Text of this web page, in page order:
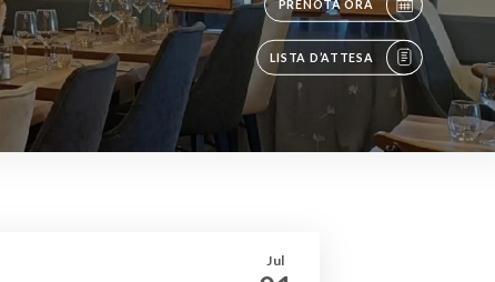
PRENOTA ORA
LISTA D’ATTESA
Jul